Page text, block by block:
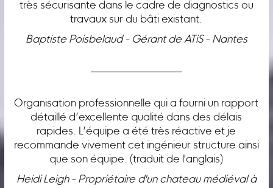
très sécurisante dans le cadre de diagnostics ou
travaux sur du bâti existant.
Baptiste Poisbelaud - Gérant de ATiS - Nantes
Organisation professionnelle qui a fourni un rapport
détaillé d’excellente qualité dans des délais
rapides. L’équipe a été très réactive et je
recommande vivement cet ingénieur structure ainsi
que son équipe. (traduit de l'anglais)
Heidi Leigh - Propriétaire d'un chateau médiéval à